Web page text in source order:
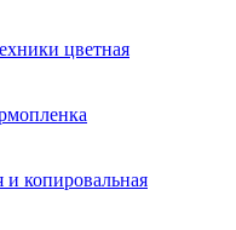
цветная
и копировальная